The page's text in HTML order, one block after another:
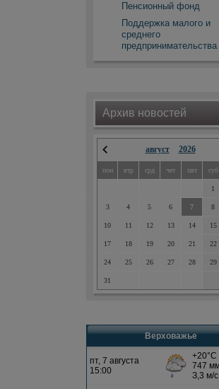
Пенсионный фонд
Поддержка малого и
среднего
предпринимательства
Архив новостей
август 2026
пон втр срд чет пят суб
1
3 4 5 6 7 8
10 11 12 13 14 15
17 18 19 20 21 22
24 25 26 27 28 29
31
Верховажье